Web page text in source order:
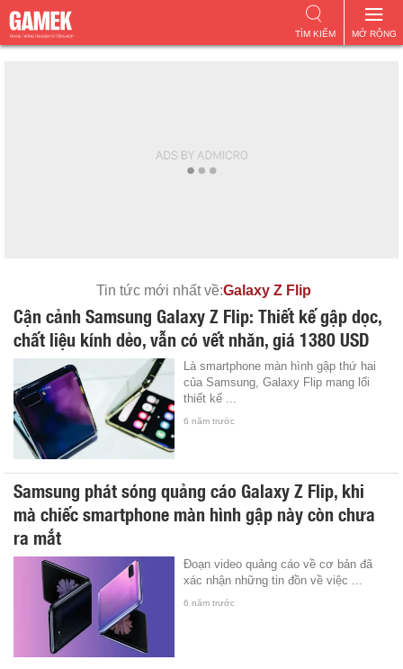
MỞ RỘNG
TÌM KIẾM
Tin tức mới nhất về:Galaxy Z Flip
Cận cảnh Samsung Galaxy Z Flip: Thiết kế gập dọc,
chất liệu kính dẻo, vẫn có vết nhăn, giá 1380 USD
Là smartphone màn hình gập thứ hai
của Samsung, Galaxy Flip mang lối
thiết kế ...
6 năm trước
Samsung phát sóng quảng cáo Galaxy Z Flip, khi
mà chiếc smartphone màn hình gập này còn chưa
ra mắt
Đoạn video quảng cáo về cơ bản đã
xác nhận những tin đồn về việc ...
6 năm trước